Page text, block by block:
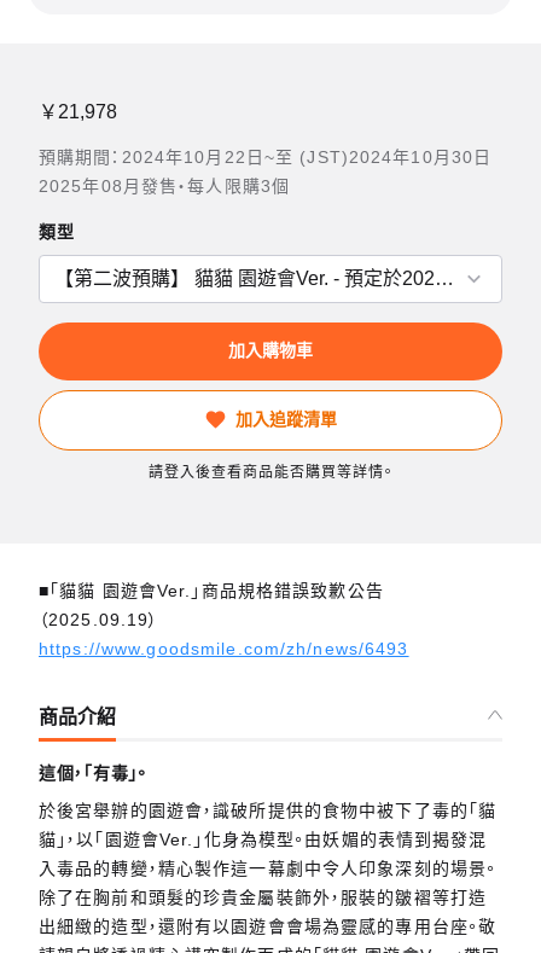
￥21,978
預購期間：2024年10月22日~至 (JST)2024年10月30日
2025年08月發售・每人限購3個
類型
加入購物車
加入追蹤清單
請登入後查看商品能否購買等詳情。
■「貓貓 園遊會Ver.」商品規格錯誤致歉公告
（2025.09.19）
https://www.goodsmile.com/zh/news/6493
商品介紹
這個，「有毒」。
於後宮舉辦的園遊會，識破所提供的食物中被下了毒的「貓
貓」，以「園遊會Ver.」化身為模型。由妖媚的表情到揭發混
入毒品的轉變，精心製作這一幕劇中令人印象深刻的場景。
除了在胸前和頭髮的珍貴金屬裝飾外，服裝的皺褶等打造
出細緻的造型，還附有以園遊會會場為靈感的專用台座。敬